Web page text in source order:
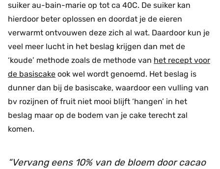
suiker au-bain-marie op tot ca 40C. De suiker kan
hierdoor beter oplossen en doordat je de eieren
verwarmt ontvouwen deze zich al wat. Daardoor kun je
veel meer lucht in het beslag krijgen dan met de
‘koude’ methode zoals de methode van het recept voor
de basiscake ook wel wordt genoemd. Het beslag is
dunner dan bij de basiscake, waardoor een vulling van
bv rozijnen of fruit niet mooi blijft ‘hangen’ in het
beslag maar op de bodem van je cake terecht zal
komen.
Vervang eens 10% van de bloem door cacao